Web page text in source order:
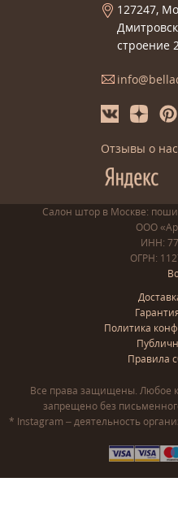
127247,
строение
Отзывы о
Салон штор в Москве:
ООО
ИНН:
ОГРН:
Политика
Правила
Все права защищены. Любое
запрещено без
* Instagram – деятельность